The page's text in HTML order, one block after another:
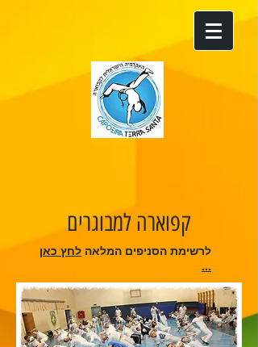
קפוארה למבוגרים
לרשימת הסניפים המלאה לחץ כאן
...